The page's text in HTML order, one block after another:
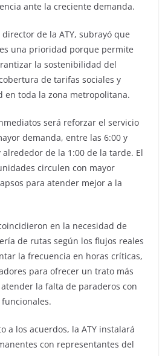
ante la creciente demanda.
director de la ATY, subrayó que
una prioridad porque permite
la sostenibilidad del
de tarifas sociales y
en toda la zona metropolitana.
será reforzar el servicio
demanda, entre las 6:00 y
de la 1:00 de la tarde. El
circulen con mayor
para atender mejor a la
en la necesidad de
de rutas según los flujos reales
la frecuencia en horas críticas,
para ofrecer un trato más
la falta de paraderos con
a los acuerdos, la ATY instalará
con representantes del